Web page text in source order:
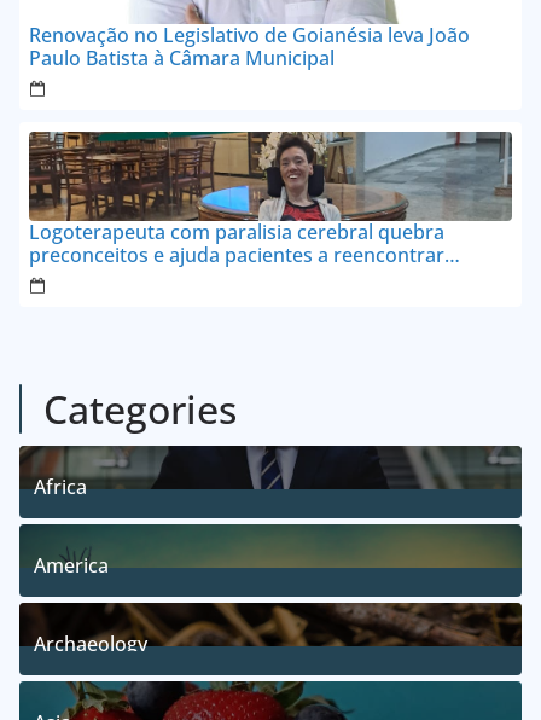
Renovação no Legislativo de Goianésia leva João
Paulo Batista à Câmara Municipal
Logoterapeuta com paralisia cerebral quebra
preconceitos e ajuda pacientes a reencontrar
propósito em Goianésia
Categories
Africa
5Posts
America
5Posts
Archaeology
1Posts